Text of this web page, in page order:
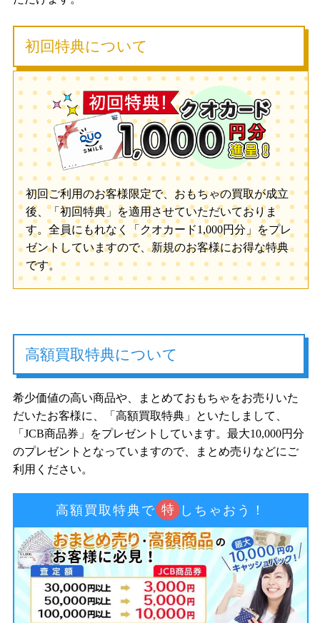
初回特典について
初回ご利用のお客様限定で、おもちゃの買取が成立
後、「初回特典」を適用させていただいておりま
す。全員にもれなく「クオカード1,000円分」をプレ
ゼントしていますので、新規のお客様にお得な特典
です。
高額買取特典について
希少価値の高い商品や、まとめておもちゃをお売りいた
だいたお客様に、「高額買取特典」といたしまして、
「JCB商品券」をプレゼントしています。最大10,000円分
のプレゼントとなっていますので、まとめ売りなどにご
利用ください。
高額買取特典で 特 しちゃおう！